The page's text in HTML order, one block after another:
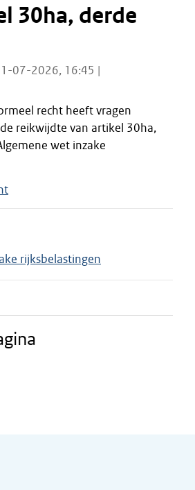
30ha, derde
07-2026, 16:45 |
recht heeft vragen
reikwijdte van artikel 30ha,
wet inzake
rijksbelastingen